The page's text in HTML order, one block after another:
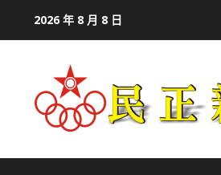
2026 年 8 月 8 日